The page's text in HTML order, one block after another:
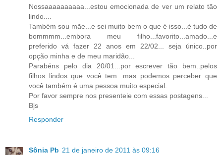
Nossaaaaaaaaaa...estou emocionada de ver um relato tão
lindo....
Também sou mãe...e sei muito bem o que é isso...é tudo de
bommmm...embora meu filho...favorito...amado...e
preferido vá fazer 22 anos em 22/02... seja único..por
opção minha e de meu maridão...
Parabéns pelo dia 20/01...por escrever tão bem..pelos
filhos lindos que você tem...mas podemos perceber que
você também é uma pessoa muito especial.
Por favor sempre nos presenteie com essas postagens...
Bjs
Responder
Sônia Pb 21 de janeiro de 2011 às 09:16